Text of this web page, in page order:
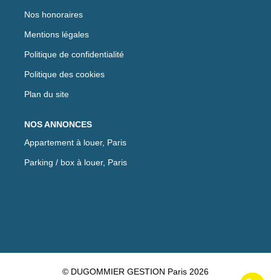
Nos honoraires
Mentions légales
Politique de confidentialité
Politique des cookies
Plan du site
NOS ANNONCES
Appartement à louer, Paris
Parking / box à louer, Paris
© DUGOMMIER GESTION Paris 2026